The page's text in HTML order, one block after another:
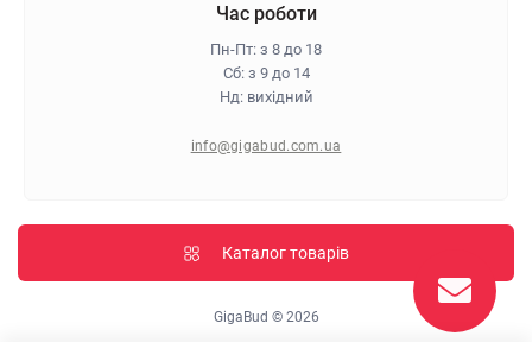
Гарантія та повернення
Політика конфіденційності
Час роботи
Пн-Пт: з 8 до 18
Сб: з 9 до 14
Нд: вихідний
info@gigabud.com.ua
Каталог товарів
GigaBud © 2026